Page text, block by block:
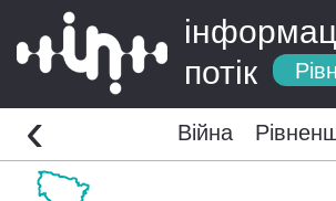
потік
Війна
‹